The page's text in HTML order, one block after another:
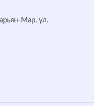
Мар, ул.